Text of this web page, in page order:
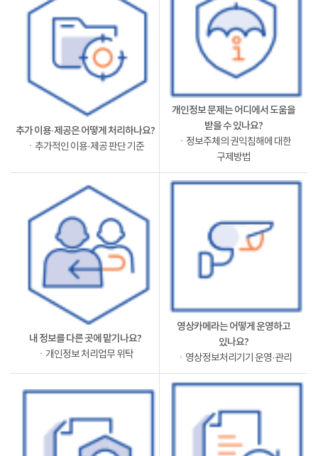
추가 이용·제공은 어떻게 처리하나요?
ㆍ추가적인 이용·제공 판단 기준
개인정보 문제는 어디에서 도움을
받을 수 있나요?
ㆍ정보주체의 권익침해에 대한
구제방법
내 정보를 다른 곳에 맡기나요?
ㆍ개인정보 처리업무 위탁
영상카메라는 어떻게 운영하고
있나요?
ㆍ영상정보처리기기 운영·관리